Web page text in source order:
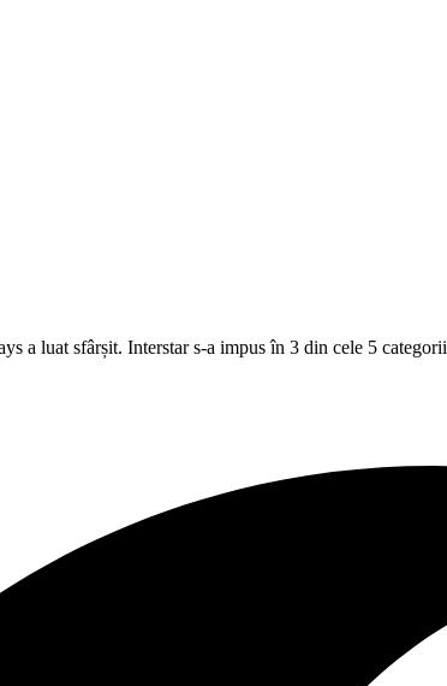
a luat sfârșit. Interstar s-a impus în 3 din cele 5 categorii